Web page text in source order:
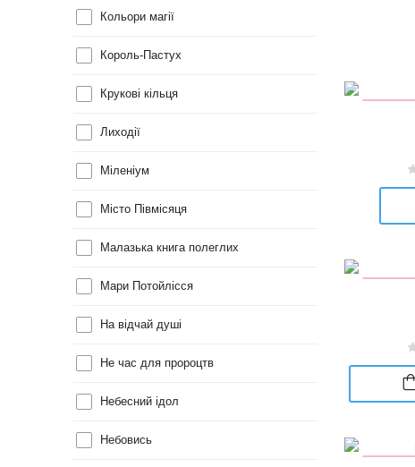
Кольори магії
Король-Пастух
Крукові кільця
Лиходії
Міленіум
Місто Півмісяця
Малазька книга полеглих
Мари Потойлісся
На відчай душі
Не час для пророцтв
Небесний ідол
Небовись